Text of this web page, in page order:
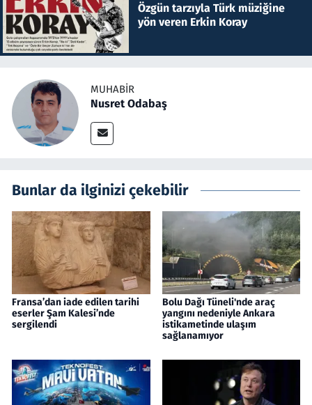
Özgün tarzıyla Türk müziğine
yön veren Erkin Koray
MUHABIR
Nusret Odabaş
Bunlar da ilginizi çekebilir
Fransa’dan iade edilen tarihi
eserler Şam Kalesi’nde
sergilendi
Bolu Dağı Tüneli'nde araç
yangını nedeniyle Ankara
istikametinde ulaşım
sağlanamıyor